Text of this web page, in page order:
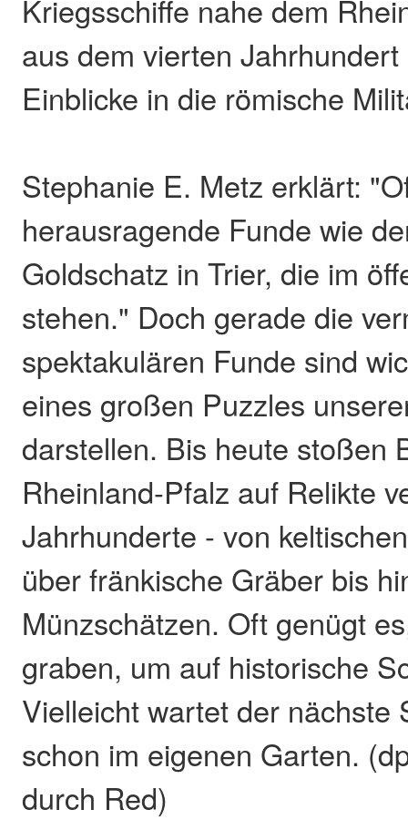
Kriegsschiffe nahe dem
aus dem vierten
Einblicke in die römische
Stephanie E. Metz erklärt:
herausragende Funde wie
Goldschatz in Trier, die im
stehen." Doch gerade die
spektakulären Funde sind
eines großen Puzzles
darstellen. Bis heute stoßen
Rheinland-Pfalz auf Relikte
Jahrhunderte - von
über fränkische Gräber bis
Münzschätzen. Oft genügt
graben, um auf historische
Vielleicht wartet der nächste
schon im eigenen Garten.
durch Red)